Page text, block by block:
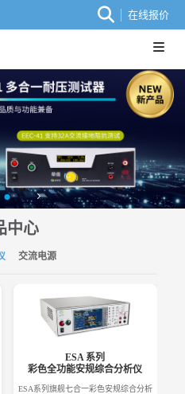
在线报价
中心
交流电源
ESA 系列
彩色全功能安规综合分析仪
ESA系列旗舰七合一彩色安规综合分析